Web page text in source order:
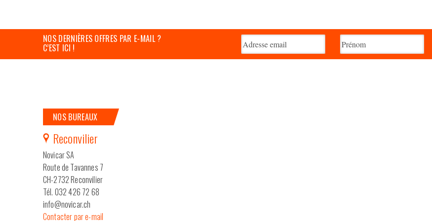
NOS DERNIÈRES OFFRES PAR E-MAIL ?
C’EST ICI !
NOS BUREAUX
Reconvilier
Novicar SA
Route de Tavannes 7
CH-2732 Reconvilier
Tél. 032 426 72 68
info@novicar.ch
Contacter par e-mail